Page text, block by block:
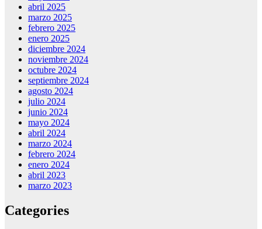
abril 2025
marzo 2025
febrero 2025
enero 2025
diciembre 2024
noviembre 2024
octubre 2024
septiembre 2024
agosto 2024
julio 2024
junio 2024
mayo 2024
abril 2024
marzo 2024
febrero 2024
enero 2024
abril 2023
marzo 2023
Categories